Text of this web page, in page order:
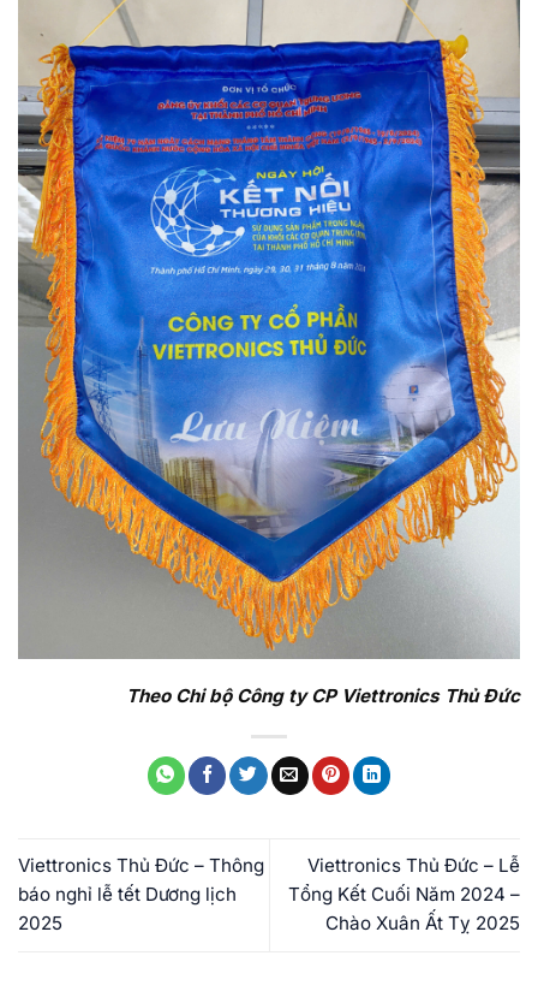
Theo Chi bộ Công ty CP Viettronics Thủ Đức
Viettronics Thủ Đức – Thông
báo nghỉ lễ tết Dương lịch
2025
Viettronics Thủ Đức – Lễ
Tổng Kết Cuối Năm 2024 –
Chào Xuân Ất Tỵ 2025